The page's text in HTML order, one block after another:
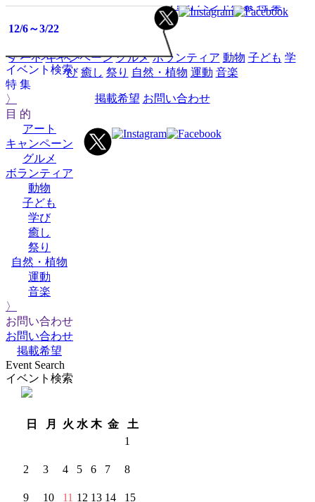
ミツケタって？
イベント検索
特 集
〉
目 的
アート
キャンペーン
グルメ
ボランティア
動物
子ども
学び
癒し
祭り
自然・植物
運動
音楽
〉
お問い合わせ
お問い合わせ
掲載希望
HOME イベントミツケタって？ イベント検索 特 集
目 的
アート キャンペーン グルメ ボランティア 動物 子ども 学
び 癒し 祭り 自然・植物 運動 音楽
掲載希望 お問い合わせ
Event Search
イベント検索
02
日
月 火 水 木 金
土
1
2 3 4 5 6 7 8
9 10 11 12 13 14 15
03
04
05
06
07
08
09
10
11
12
01
02
03
04
05
06
07
08
09
10
11
12
01
02
03
2/17
1/10～2/23
12/20～3/20
12/6～3/22